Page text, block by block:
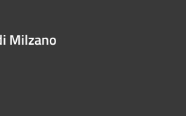
Milzano